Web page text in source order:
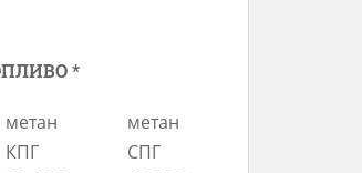
*
метан
КПГ
метан
СПГ